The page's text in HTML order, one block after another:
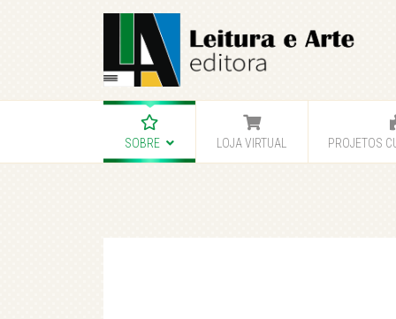
SOBRE LOJA VIRTUAL PROJETOS